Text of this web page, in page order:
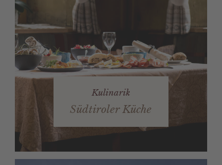
Kulinarik
Südtiroler Küche